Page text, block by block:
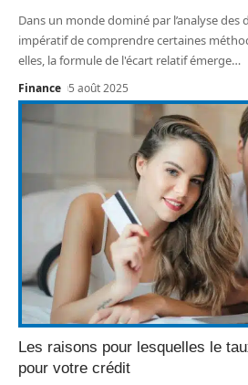
Dans un monde dominé par l’analyse des
impératif de comprendre certaines
elles, la formule de l'écart relatif émerge…
Finance 5 août 2025
Les raisons pour lesquelles le
pour votre crédit